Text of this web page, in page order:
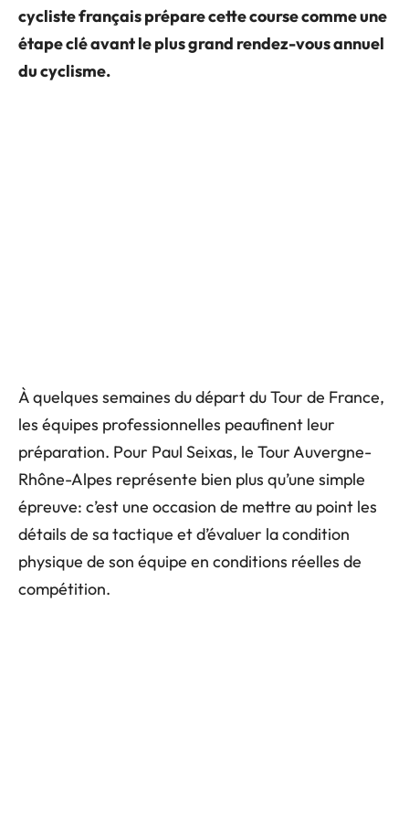
cycliste français prépare cette course comme une
étape clé avant le plus grand rendez-vous annuel
du cyclisme.
À quelques semaines du départ du Tour de France,
les équipes professionnelles peaufinent leur
préparation. Pour Paul Seixas, le Tour Auvergne-
Rhône-Alpes représente bien plus qu’une simple
épreuve: c’est une occasion de mettre au point les
détails de sa tactique et d’évaluer la condition
physique de son équipe en conditions réelles de
compétition.